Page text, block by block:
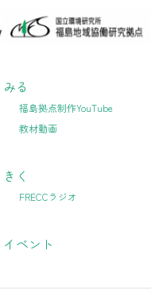
みる
福島拠点制作YouTube
教材動画
きく
FRECCラジオ
イベント